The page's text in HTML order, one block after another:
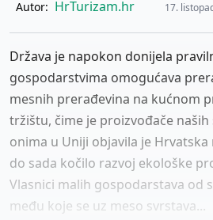
Autor: HrTurizam.hr 17.
Država je napokon donijela
gospodarstvima omogućava
mesnih prerađevina na kućnom
tržištu, čime je proizvođače naših
onima u Uniji objavila je
do sada kočilo razvoj ekološke
Vlasnici malih gospodarstava od
među koje se uz meso svrstava...